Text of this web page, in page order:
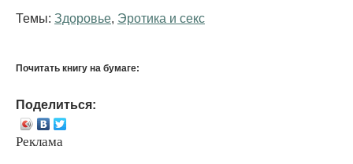
Темы: Здоровье Эротика и секс
Почитать книгу на бумаге:
Поделиться:
Реклама